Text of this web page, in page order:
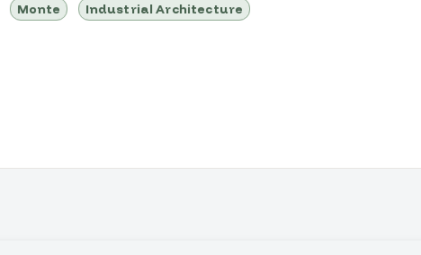
Monte Industrial Architecture